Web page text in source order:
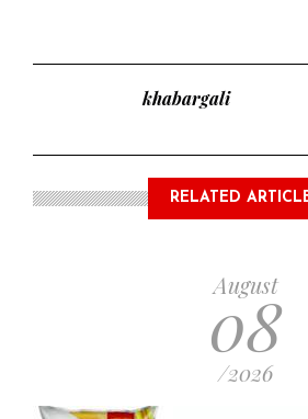
khabargali
RELATED
August
08
/2026